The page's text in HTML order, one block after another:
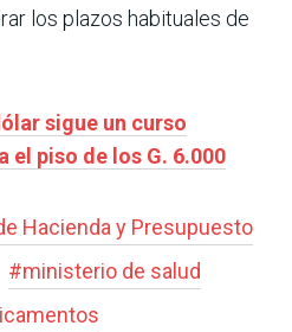
los plazos habituales de
sigue un curso
el piso de los G. 6.000
Hacienda y Presupuesto
#ministerio de salud